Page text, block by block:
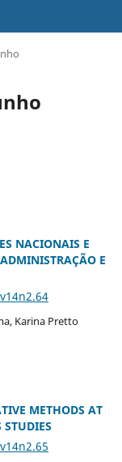
NACIONAIS E
E
Karina Pretto
METHODS AT